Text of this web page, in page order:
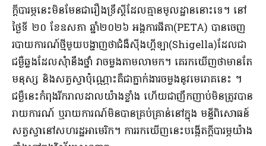
ក្តីបារម្ភនេះមិនមែនជារឿងទ្រឹស្តីដែលគ្មានមូលដ្ឋាននោះទេ។ នៅ
ថ្ងៃទី ២០ ខែឧសភា ឆ្នាំ២០២៦ អង្គការផីតា(PETA) បានចេញ
របាយការណ៍ថ្មីមួយបង្ហាញថាជំងឺស៊ីងហ្គីឡា(Shigella)ដែលជា
ជម្ងឺឆ្លងដែលសុំានឹងថ្នាំ វាចម្លងតាមលាមក។ គេរកឃើញថាមានតែ
មនុស្ស និងសត្វស្វាប៉ុណ្ណោះគឺជាភ្នាក់ងារចម្លងនូវមេរោគនេះ ។
ជម្ងឺនេះកំពុងរីករាលដាលយ៉ាងខ្លាំង ហើយជាញឹកញាប់មិនត្រូវបាន
រាយការណ៍ ឬរាយការណ៍មិនបានគ្រប់គ្រាន់នៅក្នុង មន្ទីពិសោធន៍
សត្វស្វានៅសហរដ្ឋអាមេរិក។ ការរកឃើញនេះបង្កើតក្តីបារម្ភយ៉ាង